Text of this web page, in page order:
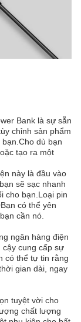
Bank là sự sẵn
chỉnh sản phẩm
dù bạn
tạo ra một
này là đầu vào
sẽ sạc nhanh
cho bạn.Loại pin
có thể yên
cần nó.
ngân hàng điện
cậy cung cấp sự
có thể tự tin rằng
gian dài, ngay
tuyệt vời cho
chất lượng